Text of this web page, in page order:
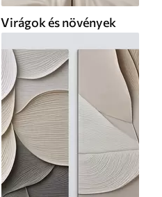
Virágok és növények